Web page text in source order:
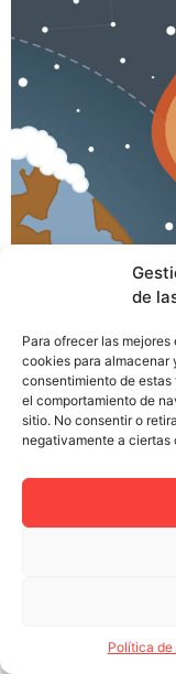
de
Para ofrecer las
cookies para almacenar
consentimiento de
el comportamiento de
sitio. No consentir o
negativamente a
Política
Sale el sol en los
manadas de
jamón, aceite y
industriales y
llamar al
atareados